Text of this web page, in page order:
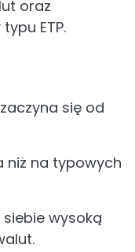
oraz
ETP.
się od
niż na typowych
wysoką